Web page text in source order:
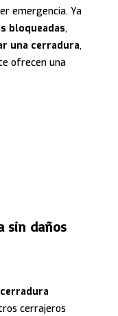
emergencia. Ya
bloqueadas,
una cerradura,
ofrecen una
sin daños
cerrajeros